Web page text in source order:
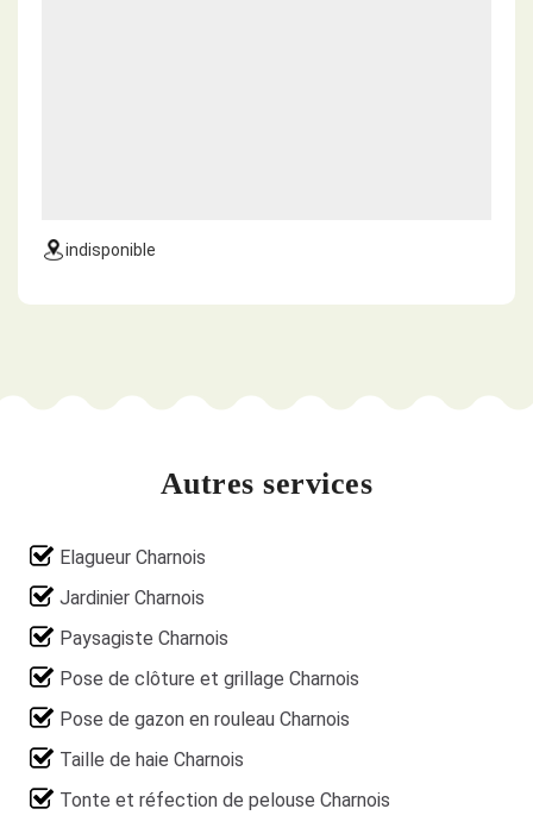
indisponible
Autres services
Elagueur Charnois
Jardinier Charnois
Paysagiste Charnois
Pose de clôture et grillage Charnois
Pose de gazon en rouleau Charnois
Taille de haie Charnois
Tonte et réfection de pelouse Charnois